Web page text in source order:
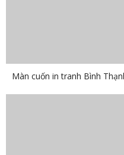
Màn cuốn in tranh Bình